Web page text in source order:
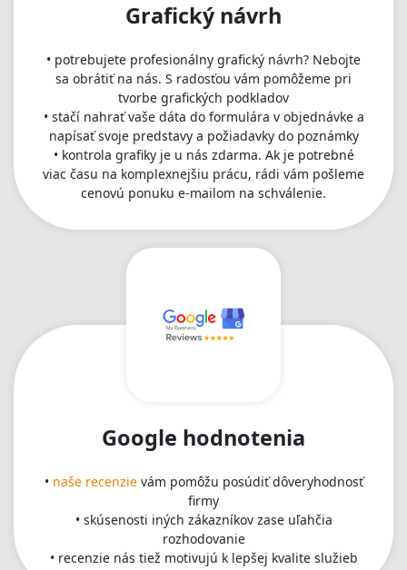
Grafický návrh
• potrebujete profesionálny grafický návrh? Nebojte
sa obrátiť na nás. S radosťou vám pomôžeme pri
tvorbe grafických podkladov
• stačí nahrať vaše dáta do formulára v objednávke a
napísať svoje predstavy a požiadavky do poznámky
• kontrola grafiky je u nás zdarma. Ak je potrebné
viac času na komplexnejšiu prácu, rádi vám pošleme
cenovú ponuku e-mailom na schválenie.
Google hodnotenia
• naše recenzievám pomôžu posúdiť dôveryhodnosť
firmy
• skúsenosti iných zákazníkov zase uľahčia
rozhodovanie
• recenzie nás tiež motivujú k lepšej kvalite služieb